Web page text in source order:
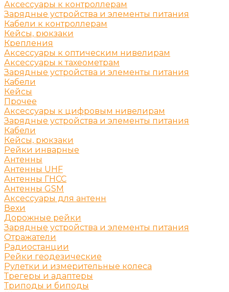
Аксессуары к контроллерам
Зарядные устройства и элементы питания
Кабели к контроллерам
Кейсы, рюкзаки
Крепления
Аксессуары к оптическим нивелирам
Аксессуары к тахеометрам
Зарядные устройства и элементы питания
Кабели
Кейсы
Прочее
Аксессуары к цифровым нивелирам
Зарядные устройства и элементы питания
Кабели
Кейсы, рюкзаки
Рейки инварные
Антенны
Антенны UHF
Антенны ГНСС
Антенны GSM
Аксессуары для антенн
Вехи
Дорожные рейки
Зарядные устройства и элементы питания
Отражатели
Радиостанции
Рейки геодезические
Рулетки и измерительные колеса
Трегеры и адаптеры
Триподы и биподы